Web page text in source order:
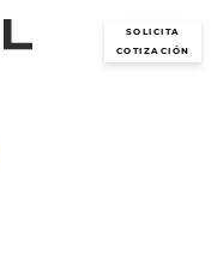
SOLICITA
COTIZACIÓN